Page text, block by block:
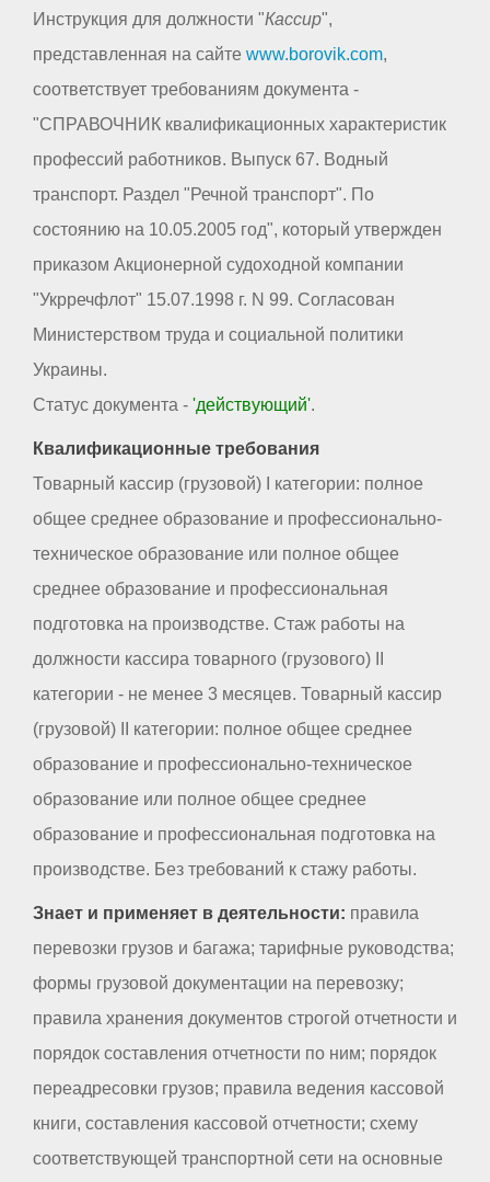
Инструкция для должности "Кассир",
представленная на сайте www.borovik.com,
соответствует требованиям документа -
"СПРАВОЧНИК квалификационных характеристик
профессий работников. Выпуск 67. Водный
транспорт. Раздел "Речной транспорт". По
состоянию на 10.05.2005 год", который утвержден
приказом Акционерной судоходной компании
"Укрречфлот" 15.07.1998 г. N 99. Согласован
Министерством труда и социальной политики
Украины.
Статус документа - 'действующий'.
Квалификационные требования
Товарный кассир (грузовой) I категории: полное
общее среднее образование и профессионально-
техническое образование или полное общее
среднее образование и профессиональная
подготовка на производстве. Стаж работы на
должности кассира товарного (грузового) II
категории - не менее 3 месяцев. Товарный кассир
(грузовой) II категории: полное общее среднее
образование и профессионально-техническое
образование или полное общее среднее
образование и профессиональная подготовка на
производстве. Без требований к стажу работы.
Знает и применяет в деятельности: правила
перевозки грузов и багажа; тарифные руководства;
формы грузовой документации на перевозку;
правила хранения документов строгой отчетности и
порядок составления отчетности по ним; порядок
переадресовки грузов; правила ведения кассовой
книги, составления кассовой отчетности; схему
соответствующей транспортной сети на основные